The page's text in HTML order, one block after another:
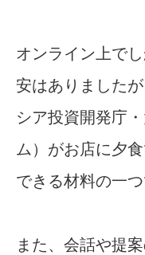
オンライン上で
安はありました
シア投資開発庁
ム）がお店に夕
できる材料の一つ
また、会話や提